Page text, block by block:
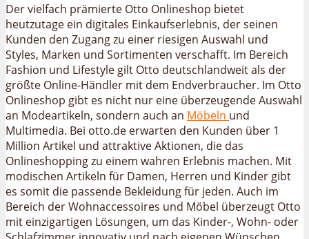
Der vielfach prämierte Otto Onlineshop bietet
heutzutage ein digitales Einkaufserlebnis, der seinen
Kunden den Zugang zu einer riesigen Auswahl und
Styles, Marken und Sortimenten verschafft. Im Bereich
Fashion und Lifestyle gilt Otto deutschlandweit als der
größte Online-Händler mit dem Endverbraucher. Im Otto
Onlineshop gibt es nicht nur eine überzeugende Auswahl
an Modeartikeln, sondern auch an Möbeln und
Multimedia. Bei otto.de erwarten den Kunden über 1
Million Artikel und attraktive Aktionen, die das
Onlineshopping zu einem wahren Erlebnis machen. Mit
modischen Artikeln für Damen, Herren und Kinder gibt
es somit die passende Bekleidung für jeden. Auch im
Bereich der Wohnaccessoires und Möbel überzeugt Otto
mit einzigartigen Lösungen, um das Kinder-, Wohn- oder